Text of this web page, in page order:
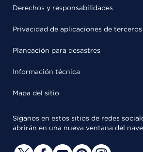
Derechos y responsabilidades
Privacidad de aplicaciones de terceros
Planeación para desastres
Información técnica
Mapa del sitio
Síganos en estos sitios de redes
abrirán en una nueva ventana del